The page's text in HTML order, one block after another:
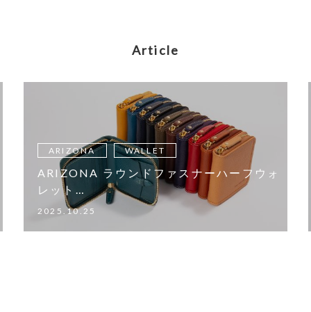
Article
ARIZONA WALLET
ARIZONA ラウンドファスナーハーフウォ
レット…
2025.10.25